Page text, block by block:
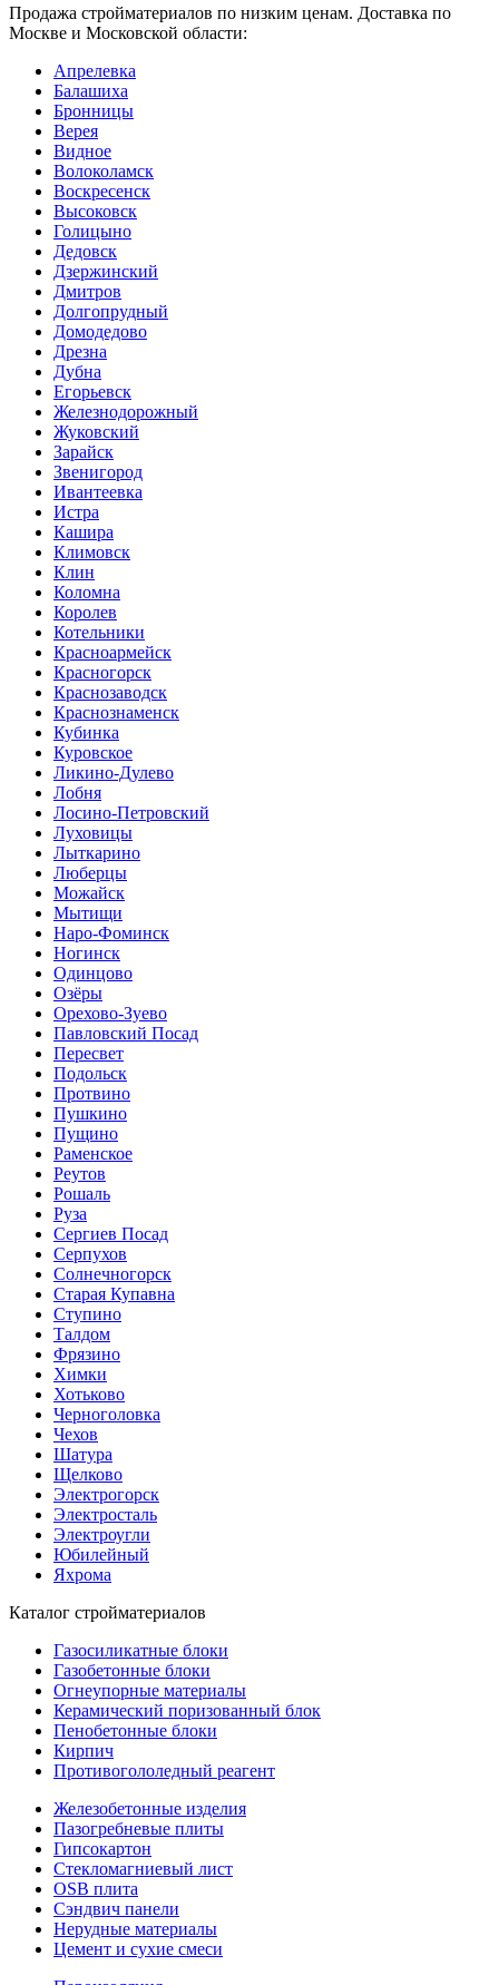
Продажа стройматериалов по низким ценам. Доставка по
Москве и Московской области:
Апрелевка
Балашиха
Бронницы
Верея
Видное
Волоколамск
Воскресенск
Высоковск
Голицыно
Дедовск
Дзержинский
Дмитров
Долгопрудный
Домодедово
Дрезна
Дубна
Егорьевск
Железнодорожный
Жуковский
Зарайск
Звенигород
Ивантеевка
Истра
Кашира
Климовск
Клин
Коломна
Королев
Котельники
Красноармейск
Красногорск
Краснозаводск
Краснознаменск
Кубинка
Куровское
Ликино-Дулево
Лобня
Лосино-Петровский
Луховицы
Лыткарино
Люберцы
Можайск
Мытищи
Наро-Фоминск
Ногинск
Одинцово
Озёры
Орехово-Зуево
Павловский Посад
Пересвет
Подольск
Протвино
Пушкино
Пущино
Раменское
Реутов
Рошаль
Руза
Сергиев Посад
Серпухов
Солнечногорск
Старая Купавна
Ступино
Талдом
Фрязино
Химки
Хотьково
Черноголовка
Чехов
Шатура
Щелково
Электрогорск
Электросталь
Электроугли
Юбилейный
Яхрома
Каталог стройматериалов
Газосиликатные блоки
Газобетонные блоки
Огнеупорные материалы
Керамический поризованный блок
Пенобетонные блоки
Кирпич
Противогололедный реагент
Железобетонные изделия
Пазогребневые плиты
Гипсокартон
Стекломагниевый лист
OSB плита
Сэндвич панели
Нерудные материалы
Цемент и сухие смеси